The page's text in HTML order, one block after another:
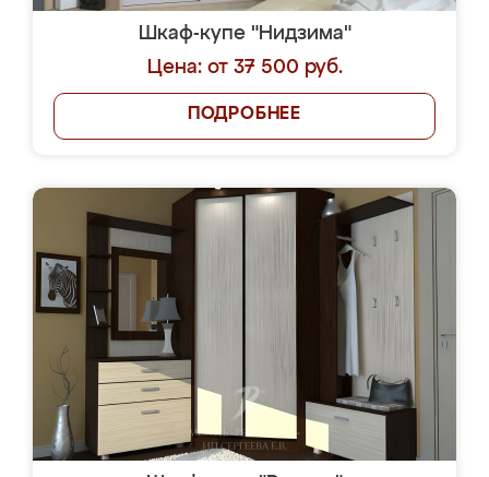
Шкаф-купе "Нидзима"
Цена: от 37 500 руб.
ПОДРОБНЕЕ